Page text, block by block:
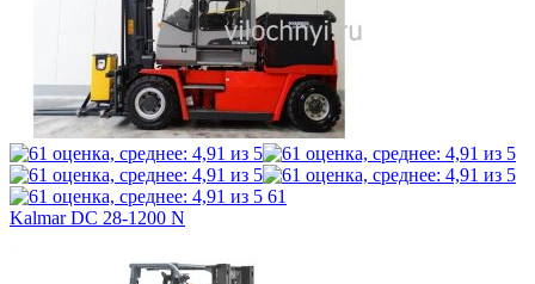
61
Kalmar DC 28-1200 N